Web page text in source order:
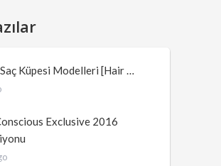
Küpesi Modelleri [Hair …
Exclusive 2016